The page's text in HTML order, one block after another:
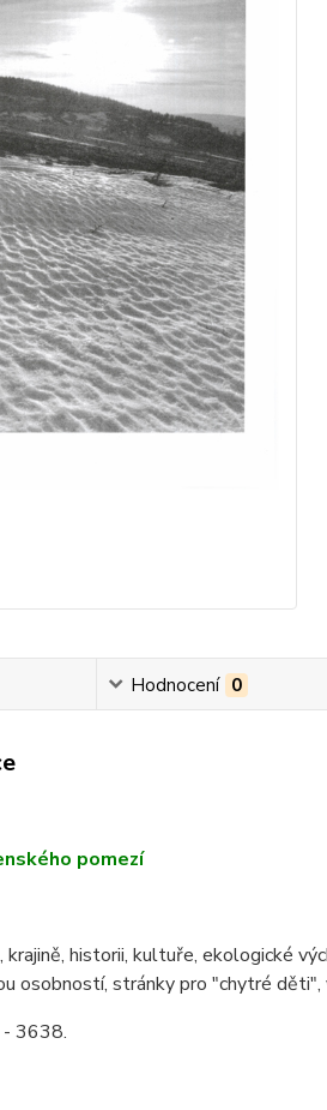
Hodnocení 0
pomezí
krajině, historii, kultuře, ekologické
osobností, stránky pro "chytré
- 3638.